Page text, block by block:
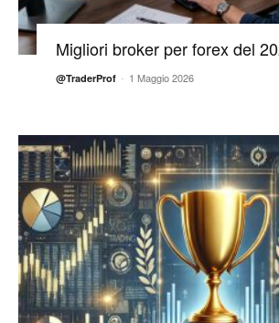
Migliori broker per forex del
@TraderProf - 1 Maggio 2026